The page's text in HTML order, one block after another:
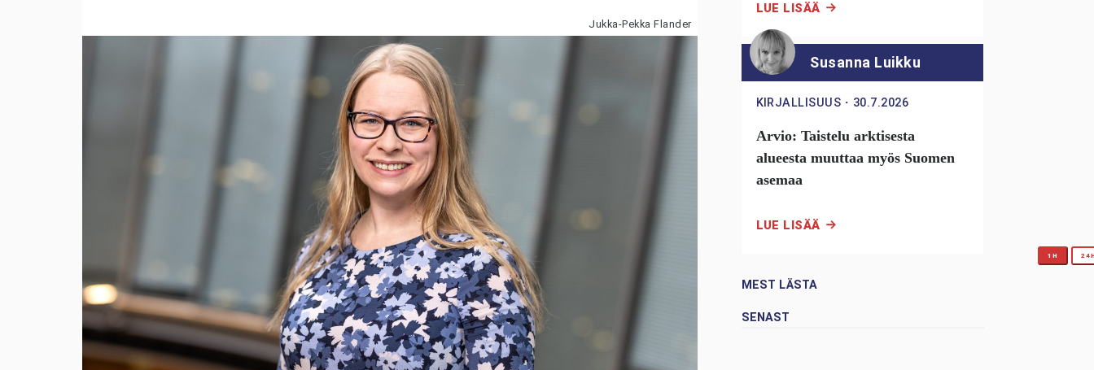
Jukka-Pekka Flander
LUE LISÄÄ
Susanna Luikku
KIRJALLISUUS ・ 30.7.2026
Arvio: Taistelu arktisesta
alueesta muuttaa myös Suomen
asemaa
LUE LISÄÄ
MEST LÄSTA
1H
SENAST